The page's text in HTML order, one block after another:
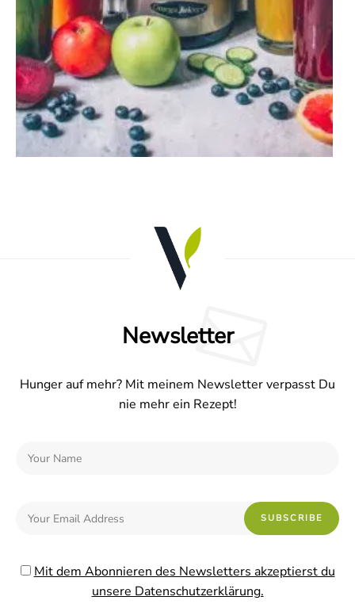
Newsletter
Hunger auf mehr? Mit meinem Newsletter verpasst Du
nie mehr ein Rezept!
Mit dem Abonnieren des Newsletters akzeptierst du
unsere Datenschutzerklärung.